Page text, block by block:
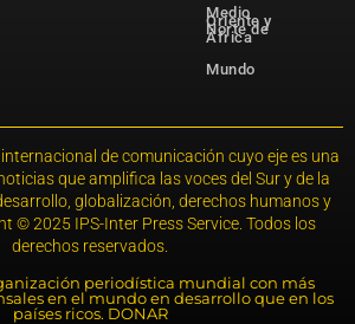
Medio
Oriente y
Norte de
África
Mundo
de comunicación cuyo eje es una
que amplifica las voces del Sur y de la
globalización, derechos humanos y
© 2025 IPS-Inter Press Service. Todos los
derechos reservados.
periodística mundial con más
en el mundo en desarrollo que en los
países ricos. DONAR